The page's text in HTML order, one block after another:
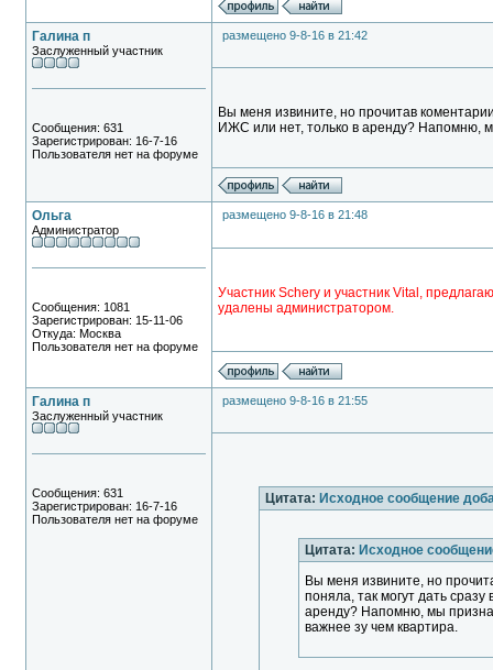
Галина п
Заслуженный участник
Сообщения: 631
Зарегистрирован: 16-7-16
Пользователя нет на форуме
размещено 9-8-16 в 21:42
Вы меня извините, но прочитав
ИЖС или нет, только в аренду? Напомню,
Ольга
Администратор
Сообщения: 1081
Зарегистрирован: 15-11-06
Откуда: Москва
Пользователя нет на форуме
размещено 9-8-16 в 21:48
Участник Schery и участник Vital,
удалены администратором.
Галина п
Заслуженный участник
Сообщения: 631
Зарегистрирован: 16-7-16
Пользователя нет на форуме
размещено 9-8-16 в 21:55
Цитата: Исходное сообщение
Цитата: Исходное
Вы меня извините, но
поняла, так могут дать
аренду? Напомню, мы
важнее зу чем квартира.